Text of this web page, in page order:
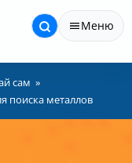
Меню
сам
поиска металлов